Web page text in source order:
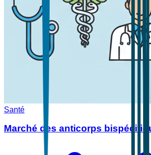
Santé
Marché des anticorps